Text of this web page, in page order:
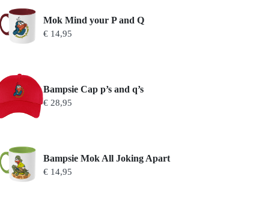
Mok Mind your P and Q
€14,95
Bampsie Cap p’s and q’s
€28,95
Bampsie Mok All Joking Apart
€14,95